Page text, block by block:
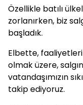
Özellikle batılı
zorlanırken, biz
başladık.
Elbette,
olmak üzere,
vatandaşımızın
takip ediyoruz.